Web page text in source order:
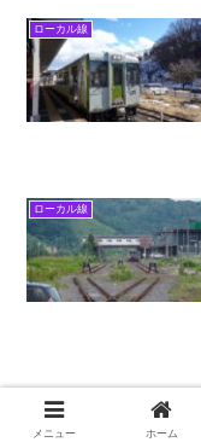
ローカル線
ローカル線
メニュー ホーム